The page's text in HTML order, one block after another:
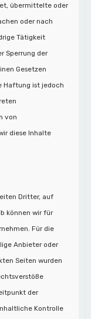
übermittelte oder
oder nach
Tätigkeit
Sperrung der
Gesetzen
Haftung ist jedoch
von
diese Inhalte
Dritter, auf
können wir für
Für die
Anbieter oder
Seiten wurden
der
Kontrolle